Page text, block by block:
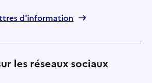
d'information
les réseaux sociaux